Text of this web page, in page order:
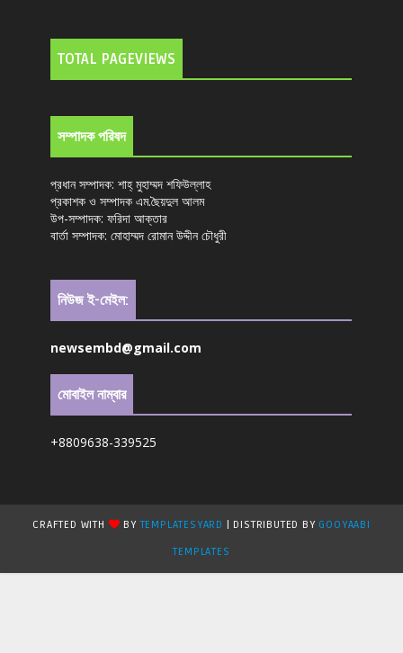
TOTAL PAGEVIEWS
সম্পাদক পরিষদ
প্রধান সম্পাদক: শাহ্ মুহাম্মদ শফিউল্লাহ
প্রকাশক ও সম্পাদক এম.ছৈয়দুল আলম
উপ-সম্পাদক: ফরিদা আক্তার
বার্তা সম্পাদক: মোহাম্মদ রোমান উদ্দীন চৌধুরী
নিউজ ই-মেইল:
newsembd@gmail.com
মোবাইল নাম্বার
+8809638-339525
CRAFTED WITH BYTEMPLATESYARD | DISTRIBUTED BY GOOYAABI
TEMPLATES